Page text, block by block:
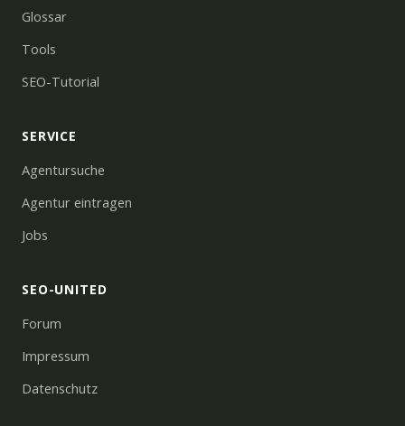
Glossar
Tools
SEO-Tutorial
SERVICE
Agentursuche
Agentur eintragen
Jobs
SEO-UNITED
Forum
Impressum
Datenschutz